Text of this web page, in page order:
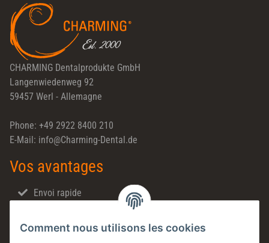
Comment nous utilisons les cookies
CHARMING Dentalprodukte GmbH
Langenwiedenweg 92
59457 Werl - Allemagne
Phone: +49 2922 8400 210
E-Mail: info@Charming-Dental.de
Vos avantages
Envoi rapide
Made in Germany